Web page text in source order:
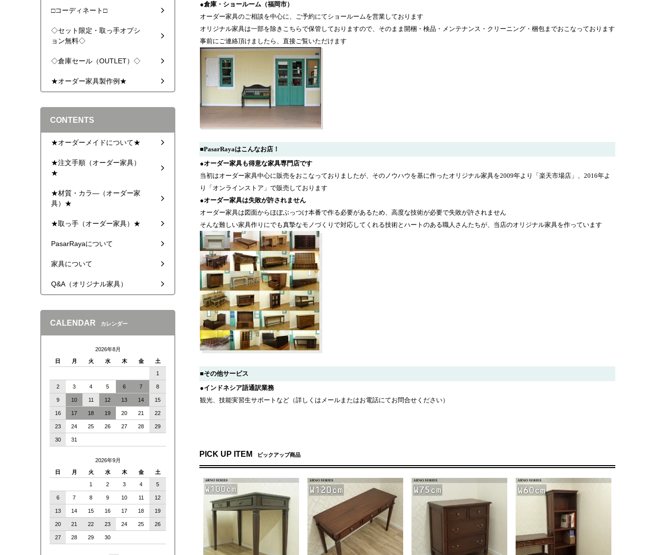
●倉庫・ショールーム（福岡市）
オーダー家具のご相談を中心に、ご予約にてショールームを営業しております
オリジナル家具は一部を除きこちらで保管しておりますので、そのまま開梱・検品・メンテナンス・クリーニング・梱包までおこなっております
事前にご連絡頂けましたら、直接ご覧いただけます
■PasarRayaはこんなお店！
●オーダー家具も得意な家具専門店です
当初はオーダー家具中心に販売をおこなっておりましたが、そのノウハウを基に作ったオリジナル家具を2009年より「楽天市場店」、2016年よ
り「オンラインストア」で販売しております
●オーダー家具は失敗が許されません
オーダー家具は図面からほぼぶっつけ本番で作る必要があるため、高度な技術が必要で失敗が許されません
そんな難しい家具作りにでも真摯なモノづくりで対応してくれる技術とハートのある職人さんたちが、当店のオリジナル家具を作っています
■その他サービス
●インドネシア語通訳業務
観光、技能実習生サポートなど（詳しくはメールまたはお電話にてお問合せください）
PICK UP ITEM ピックアップ商品
□コーディネート□
◇セット限定・取っ手オプシ
ョン無料◇
◇倉庫セール（OUTLET）◇
★オーダー家具製作例★
CONTENTS
★オーダーメイドについて★
★注文手順（オーダー家具）
★
★材質・カラ―（オーダー家
具）★
★取っ手（オーダー家具）★
PasarRayaについて
家具について
Q&A（オリジナル家具）
CALENDAR カレンダー
2026年8月
日
月 火 水 木 金 土
1
2 3 4 5 6 7 8
9 10 11 12 13 14 15
16 17 18 19 20 21 22
23 24 25 26 27 28 29
30 31
2026年9月
日
月 火 水 木 金 土
1 2 3 4 5
6 7 8 9 10 11 12
13 14 15 16 17 18 19
20 21 22 23 24 25 26
27 28 29 30